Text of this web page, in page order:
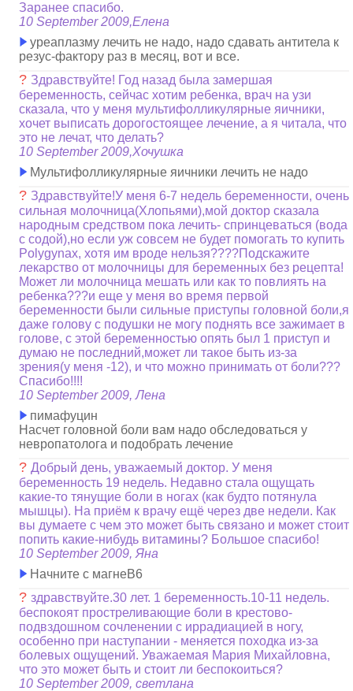
Заранее спасибо.
10 September 2009,Елена
уреаплазму лечить не надо, надо сдавать антитела к
резус-фактору раз в месяц, вот и все.
? Здравствуйте! Год назад была замершая
беременность, сейчас хотим ребенка, врач на узи
сказала, что у меня мультифолликулярные яичники,
хочет выписать дорогостоящее лечение, а я читала, что
это не лечат, что делать?
10 September 2009,Хочушка
Мультифолликулярные яичники лечить не надо
? Здравствуйте!У меня 6-7 недель беременности, очень
сильная молочница(Хлопьями),мой доктор сказала
народным средством пока лечить- спринцеваться (вода
с содой),но если уж совсем не будет помогать то купить
Polygynax, хотя им вроде нельзя????Подскажите
лекарство от молочницы для беременных без рецепта!
Может ли молочница мешать или как то повлиять на
ребенка???и еще у меня во время первой
беременности были сильные приступы головной боли,я
даже голову с подушки не могу поднять все зажимает в
голове, с этой беременностью опять был 1 приступ и
думаю не последний,может ли такое быть из-за
зрения(у меня -12), и что можно принимать от боли???
Спасибо!!!!
10 September 2009, Лена
пимафуцин
Насчет головной боли вам надо обследоваться у
невропатолога и подобрать лечение
?Добрый день, уважаемый доктор. У меня
беременность 19 недель. Недавно стала ощущать
какие-то тянущие боли в ногах (как будто потянула
мышцы). На приём к врачу ещё через две недели. Как
вы думаете с чем это может быть связано и может стоит
попить какие-нибудь витамины? Большое спасибо!
10 September 2009, Яна
Начните с магнеВ6
?здравствуйте.30 лет. 1 беременность.10-11 недель.
беспокоят простреливающие боли в крестово-
подвздошном сочленении с иррадиацией в ногу,
особенно при наступании - меняется походка из-за
болевых ощущений. Уважаемая Мария Михайловна,
что это может быть и стоит ли беспокоиться?
10 September 2009, светлана